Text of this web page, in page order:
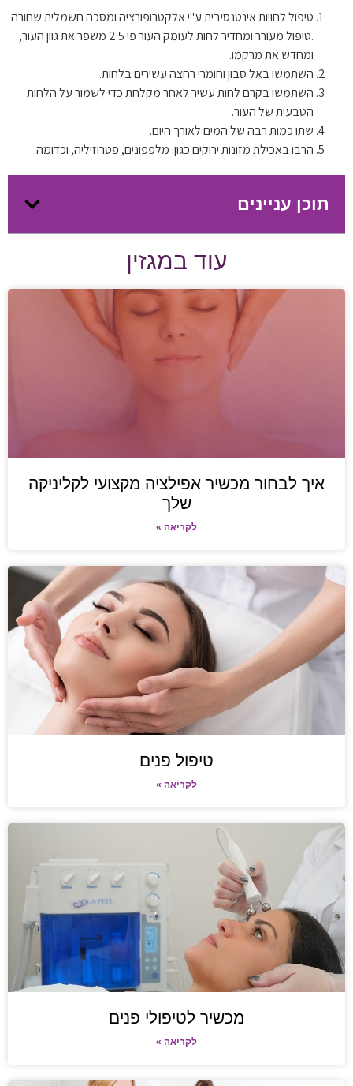
טיפול לחויות אינטנסיבית ע"י אלקטרופורציה ומסכה חשמלית שחורה
.טיפול מעורר ומחדיר לחות לעומק העור פי 2.5 משפר את גוון העור,
ומחדש את מרקמו.
השתמשו באל סבון וחומרי רחצה עשירים בלחות.
השתמשו בקרם לחות עשיר לאחר מקלחת כדי לשמור על הלחות
הטבעית של העור.
שתו כמות רבה של המים לאורך היום.
הרבו באכילת מזונות ירוקים כגון: מלפפונים, פטרוזיליה, וכדומה.
תוכן עניינים
עוד במגזין
איך לבחור מכשיר אפילציה מקצועי לקליניקה
שלך
לקריאה »
טיפול פנים
לקריאה »
מכשיר לטיפולי פנים
לקריאה »